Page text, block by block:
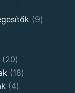
99
2020
products
1818
44